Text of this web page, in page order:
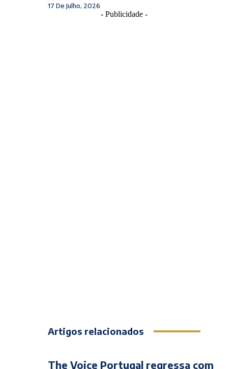
17 De Julho, 2026
- Publicidade -
Artigos relacionados
The Voice Portugal regressa com